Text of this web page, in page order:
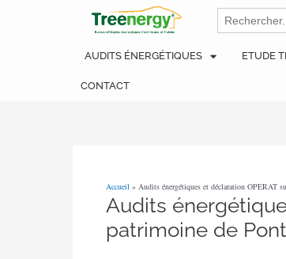
Search
for:
AUDITS ÉNERGÉTIQUES ETUDE
CONTACT
Accueil » Audits énergétiques et déclaration OPERAT
Audits
patrimoine de